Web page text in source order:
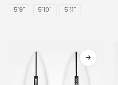
5'9" 5'10" 5'11"